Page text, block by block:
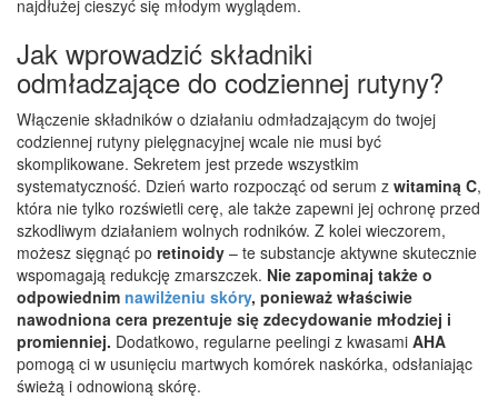
najdłużej cieszyć się młodym wyglądem.
Jak wprowadzić składniki
odmładzające do codziennej rutyny?
Włączenie składników o działaniu odmładzającym do twojej
codziennej rutyny pielęgnacyjnej wcale nie musi być
skomplikowane. Sekretem jest przede wszystkim
systematyczność. Dzień warto rozpocząć od serum z witaminą C,
która nie tylko rozświetli cerę, ale także zapewni jej ochronę przed
szkodliwym działaniem wolnych rodników. Z kolei wieczorem,
możesz sięgnąć po retinoidy – te substancje aktywne skutecznie
wspomagają redukcję zmarszczek. Nie zapominaj także o
odpowiednim nawilżeniu skóry, ponieważ właściwie
nawodniona cera prezentuje się zdecydowanie młodziej i
promienniej. Dodatkowo, regularne peelingi z kwasami AHA
pomogą ci w usunięciu martwych komórek naskórka, odsłaniając
świeżą i odnowioną skórę.